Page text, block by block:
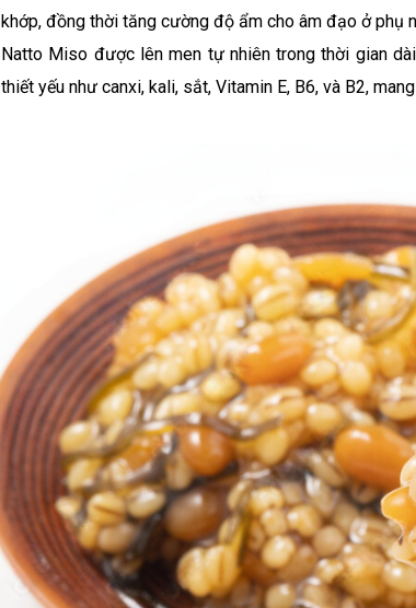
khớp, đồng thời tăng cường độ ẩm cho âm đạo ở phụ
Natto Miso được lên men tự nhiên trong thời gian
thiết yếu như canxi, kali, sắt, Vitamin E, B6, và B2,